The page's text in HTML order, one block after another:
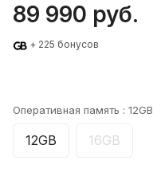
89 990 руб.
+ 225 бонусов
Оперативная память : 12GB
12GB 16GB